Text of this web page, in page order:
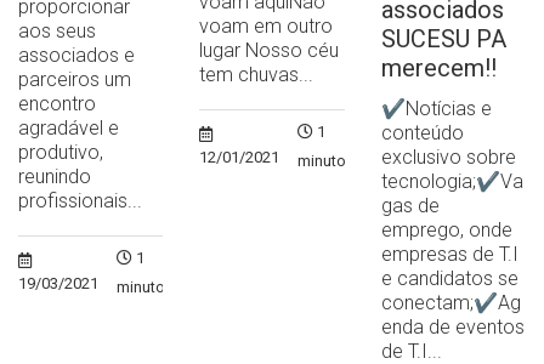
proporcionar
aos seus
associados e
parceiros um
encontro
agradável e
produtivo,
reunindo
profissionais...
19/03/2021
1
minuto
voam em outro
lugar Nosso céu
tem chuvas...
12/01/2021
1
minuto
associados
SUCESU PA
merecem!!
✔Notícias e
conteúdo
exclusivo sobre
tecnologia;✔Va
gas de
emprego, onde
empresas de T.I
e candidatos se
conectam;✔Ag
enda de eventos
de T.I...